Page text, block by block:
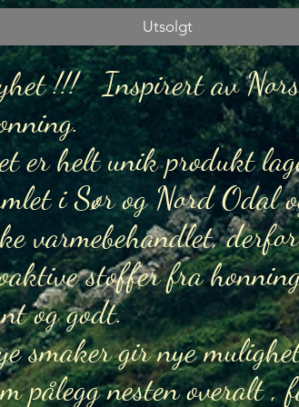
Utsolgt
!!! Inspirert av
er helt unik produkt
i Sør og Nord Odal
varmebehandlet,
stoffer fra
og godt.
smaker gir nye
pålegg nesten overalt